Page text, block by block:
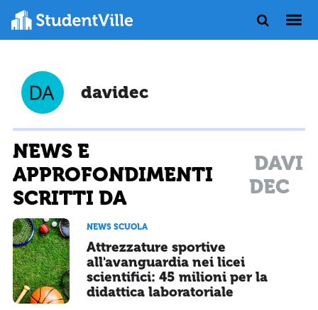
davidec
NEWS E
APPROFONDIMENTI
SCRITTI DA
DAVI
DEC
NEWS SCUOLA
Attrezzature sportive
all'avanguardia nei licei
scientifici: 45 milioni per la
didattica laboratoriale